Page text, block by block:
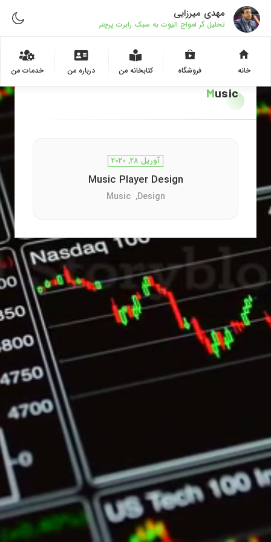
مهدی میرزایی
تحلیل گر امواج الیوت به سبک رابرت پرچتر
خانه فروشگاه کتابخانه من درباره من خدمات من
Music
آوریل 28, 2020
Music Player Design
Design
Music